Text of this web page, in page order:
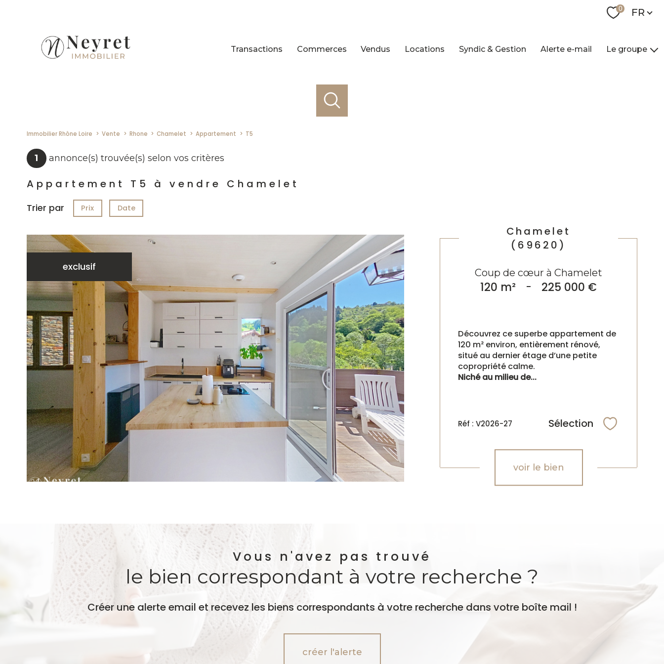
0 Langue
FR
Transactions Commerces Vendus Locations Syndic & Gestion Alerte e-mail Le groupe
Immobilier Rhône Loire Vente Rhone Chamelet Appartement T5
1 annonce(s) trouvée(s) selon vos critères
Appartement T5 à vendre Chamelet
Trier par Prix Date
exclusif
Chamelet
(69620)
Coup de cœur à Chamelet
120 m² - 225 000 €
Découvrez ce superbe appartement de
120 m² environ, entièrement rénové,
situé au dernier étage d’une petite
copropriété calme.
Niché au milieu de...
Réf : V2026-27 Sélection
voir le bien
Vous n'avez pas trouvé
le bien correspondant à votre recherche ?
Créer une alerte email et recevez les biens correspondants à votre recherche dans votre boîte mail !
créer l'alerte